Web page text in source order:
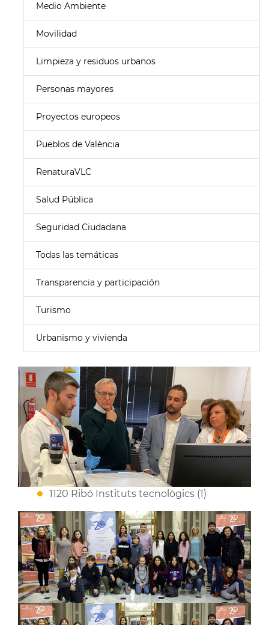
Medio Ambiente
Movilidad
Limpieza y residuos urbanos
Personas mayores
Proyectos europeos
Pueblos de València
RenaturaVLC
Salud Pública
Seguridad Ciudadana
Todas las temáticas
Transparencia y participación
Turismo
Urbanismo y vivienda
1120 Ribó Instituts tecnològics (1)